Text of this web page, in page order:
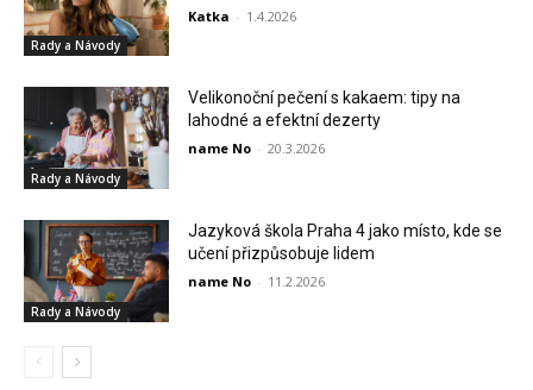
Rady a Návody
Katka - 1.4.2026
Rady a Návody
Velikonoční pečení s kakaem: tipy na
lahodné a efektní dezerty
name No - 20.3.2026
Rady a Návody
Jazyková škola Praha 4 jako místo, kde se
učení přizpůsobuje lidem
name No - 11.2.2026